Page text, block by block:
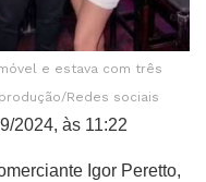
e estava com três
Redes sociais
2024, às 11:22
Igor Peretto,